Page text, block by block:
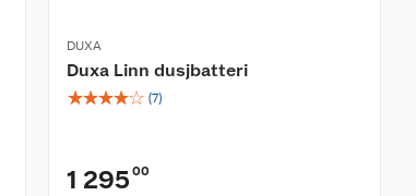
DUXA
Duxa Linn dusjbatteri
☆☆☆☆☆ (7)
1 295 00